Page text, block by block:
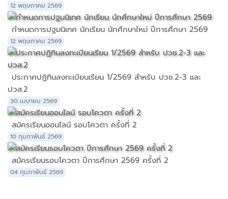
12 พฤษภาคม 2569
กำหนดการปฐมนิเทศ นักเรียน นักศึกษาใหม่ ปีการศึกษา 2569
12 พฤษภาคม 2569
ประกาศปฏิทินลงทะเบียนเรียน 1/2569 สำหรับ ปวช.2-3 และ
ปวส.2
30 เมษายน 2569
สมัครเรียนออนไลน์ รอบโควตา ครั้งที่ 2
10 กุมภาพันธ์ 2569
สมัครเรียนรอบโควตา ปีการศึกษา 2569 ครั้งที่ 2
04 กุมภาพันธ์ 2569